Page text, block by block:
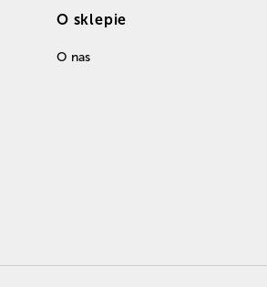
O sklepie
O nas